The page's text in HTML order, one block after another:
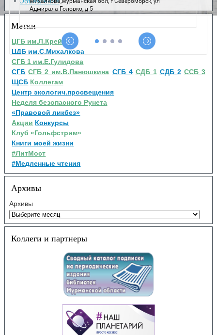
Метки
ЦГБ им.Л.Крейна
ЦДБ им.С.Михалкова
СГБ 1 им.Е.Гулидова
СГБ СГБ 2 им.В.Панюшкина СГБ 4 СДБ 1 СДБ 2 ССБ 3
ЩСБ Коллегам
Центр экологич.просвещения
Неделя безопасного Рунета
«Правовой ликбез»
Акции Конкурсы
Клуб «Гольфстрим»
Книги моей жизни
#ЛитМост
#Медленные чтения
Архивы
Архивы
Коллеги и партнеры